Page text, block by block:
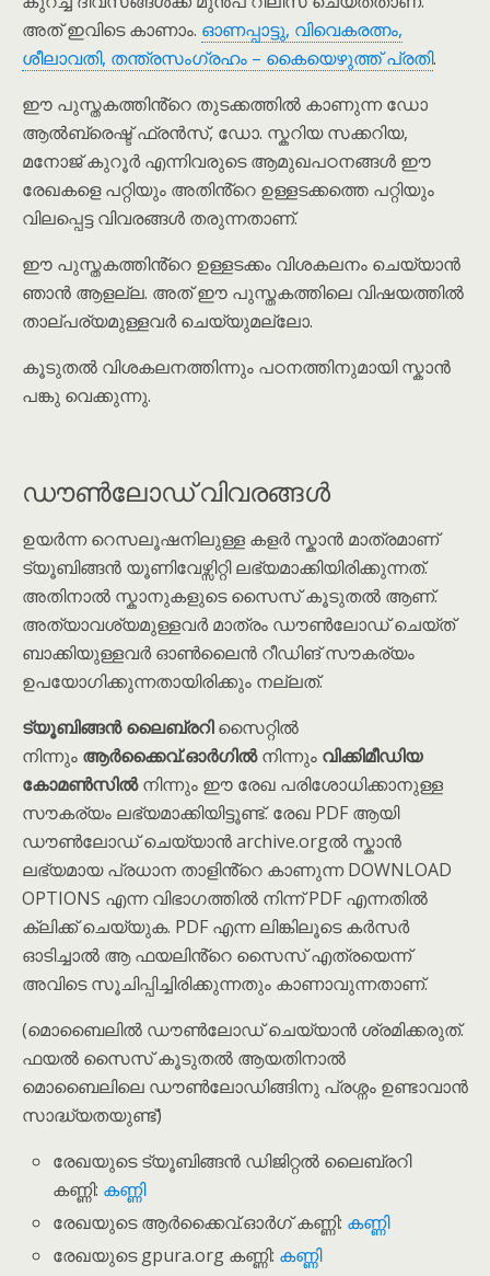
അത് ഇവിടെ കാണാം. ഓണപ്പാട്ടു, വിവെകരത്നം,
ശീലാവതി, തന്ത്രസംഗ്രഹം – കൈയെഴുത്ത് പ്രതി.
ഈ പുസ്തകത്തിൻ്റെ തുടക്കത്തിൽ കാണുന്ന ഡോ
ആൽബ്രെഷ്ട് ഫ്രൻസ്, ഡോ. സ്കറിയ സക്കറിയ,
മനോജ് കുറൂർ എന്നിവരുടെ ആമുഖപഠനങ്ങൾ ഈ
രേഖകളെ പറ്റിയും അതിൻ്റെ ഉള്ളടക്കത്തെ പറ്റിയും
വിലപ്പെട്ട വിവരങ്ങൾ തരുന്നതാണ്.
ഈ പുസ്തകത്തിൻ്റെ ഉള്ളടക്കം വിശകലനം ചെയ്യാൻ
ഞാൻ ആളല്ല. അത് ഈ പുസ്തകത്തിലെ വിഷയത്തിൽ
താല്പര്യമുള്ളവർ ചെയ്യുമല്ലോ.
കൂടുതൽ വിശകലനത്തിന്നും പഠനത്തിനുമായി സ്കാൻ
പങ്കു വെക്കുന്നു.
ഡൗൺലോഡ് വിവരങ്ങൾ
ഉയർന്ന റെസലൂഷനിലുള്ള കളർ സ്കാൻ മാത്രമാണ്
ട്യൂബിങ്ങൻ യൂണിവേഴ്സിറ്റി ലഭ്യമാക്കിയിരിക്കുന്നത്.
അതിനാൽ സ്കാനുകളുടെ സൈസ് കൂടുതൽ ആണ്.
അത്യാവശ്യമുള്ളവർ മാത്രം ഡൗൺലോഡ് ചെയ്ത്
ബാക്കിയുള്ളവർ ഓൺലൈൻ റീഡിങ് സൗകര്യം
ഉപയോഗിക്കുന്നതായിരിക്കും നല്ലത്.
ട്യൂബിങ്ങൻ ലൈബ്രറിസൈറ്റിൽ
നിന്നും ആർക്കൈവ്.ഓർഗിൽനിന്നും വിക്കിമീഡിയ
കോമൺസിൽനിന്നും ഈ രേഖ പരിശോധിക്കാനുള്ള
സൗകര്യം ലഭ്യമാക്കിയിട്ടൂണ്ട്. രേഖ PDF ആയി
ഡൗൺലോഡ് ചെയ്യാൻ archive.orgൽ സ്കാൻ
ലഭ്യമായ പ്രധാന താളിൻ്റെ കാണുന്ന DOWNLOAD
OPTIONS എന്ന വിഭാഗത്തിൽ നിന്ന് PDF എന്നതിൽ
ക്ലിക്ക് ചെയ്യുക. PDF എന്ന ലിങ്കിലൂടെ കർസർ
ഓടിച്ചാൽ ആ ഫയലിൻ്റെ സൈസ് എത്രയെന്ന്
അവിടെ സൂചിപ്പിച്ചിരിക്കുന്നതും കാണാവുന്നതാണ്.
(മൊബൈലിൽ ഡൗൺലോഡ് ചെയ്യാൻ ശ്രമിക്കരുത്.
ഫയൽ സൈസ് കൂടുതൽ ആയതിനാൽ
മൊബൈലിലെ ഡൗ‌ൺലോഡിങ്ങിനു പ്രശ്നം ഉണ്ടാവാൻ
സാദ്ധ്യതയുണ്ട്)
രേഖയുടെ ട്യൂബിങ്ങൻ ഡിജിറ്റൽ ലൈബ്രറി
കണ്ണി: കണ്ണി
രേഖയുടെ ആർക്കൈവ്.ഓർഗ് കണ്ണി: കണ്ണി
രേഖയുടെ gpura.org കണ്ണി: കണ്ണി